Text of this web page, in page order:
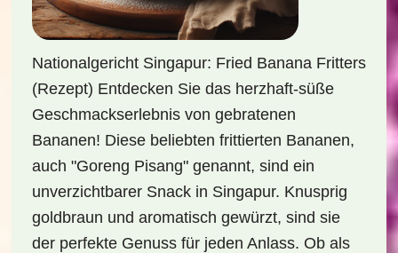
Nationalgericht Singapur: Fried Banana Fritters
(Rezept) Entdecken Sie das herzhaft-süße
Geschmackserlebnis von gebratenen
Bananen! Diese beliebten frittierten Bananen,
auch "Goreng Pisang" genannt, sind ein
unverzichtbarer Snack in Singapur. Knusprig
goldbraun und aromatisch gewürzt, sind sie
der perfekte Genuss für jeden Anlass. Ob als